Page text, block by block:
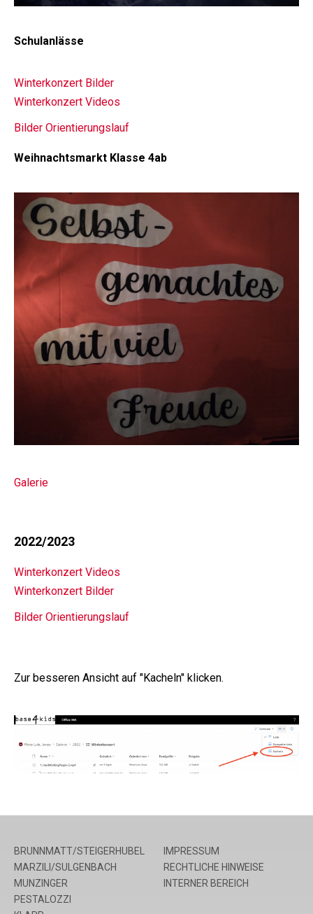
Schulanlässe
Winterkonzert Bilder
Winterkonzert Videos
Bilder Orientierungslauf
Weihnachtsmarkt Klasse 4ab
Galerie
2022/2023
Winterkonzert Videos
Winterkonzert Bilder
Bilder Orientierungslauf
Zur besseren Ansicht auf "Kacheln" klicken.
BRUNNMATT/STEIGERHUBEL
MARZILI/SULGENBACH
MUNZINGER
PESTALOZZI
IMPRESSUM
RECHTLICHE HINWEISE
INTERNER BEREICH